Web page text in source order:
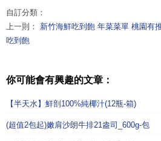
自訂分類：
上一則： 新竹海鮮吃到飽 年菜菜單 桃園有
吃到飽
你可能會有興趣的文章：
【半天水】鮮剖100%純椰汁(12瓶-箱)
(超值2包起)嫩肩沙朗牛排21盎司_600g-包